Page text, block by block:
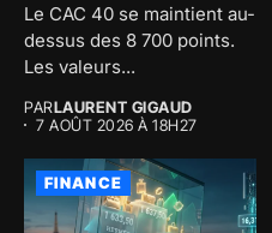
Le CAC 40 se maintient au-
dessus des 8 700 points.
Les valeurs...
PARLAURENT GIGAUD
7 AOÛT 2026 À 18H27
FINANCE